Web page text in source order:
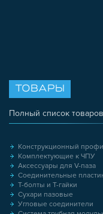
ТОВАРЫ
Полный список
Конструкционный
Комплектующие к ЧПУ
Аксессуары для V-паза
Соединительные
Т-болты и Т-гайки
Сухари пазовые
Угловые соединители